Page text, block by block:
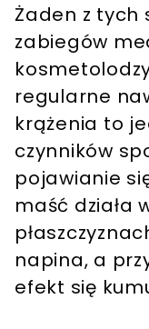
Żaden z tych
zabiegów
regularne
krążenia to
czynników
pojawianie
maść działa
napina, a
efekt się